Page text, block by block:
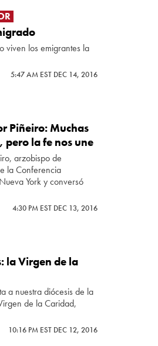
viven los emigrantes la
5:47 AM EST DEC 14, 2016
Piñeiro: Muchas
pero la fe nos une
arzobispo de
la Conferencia
York y conversó
4:30 PM EST DEC 13, 2016
la Virgen de la
a nuestra diócesis de la
de la Caridad,
10:16 PM EST DEC 12, 2016